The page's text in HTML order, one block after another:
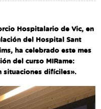
Hospitalario de Vic, en
del Hospital Sant
ha celebrado este mes
del curso MIRame:
situaciones difíciles».